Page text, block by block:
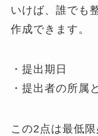
いけば、誰でも
作成できます。
・提出期日
・提出者の所属
この2点は最低